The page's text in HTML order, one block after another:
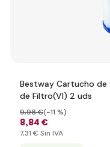
Bestway Cartucho de
de Filtro(VI) 2 uds
8,84 €
9,98 €(-11 %)
7,31 € Sin IVA